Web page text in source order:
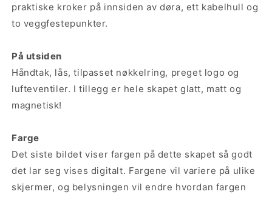
praktiske kroker på innsiden av døra, ett kabelhull og
to veggfestepunkter.
På utsiden
Håndtak, lås, tilpasset nøkkelring, preget logo og
lufteventiler. I tillegg er hele skapet glatt, matt og
magnetisk!
Farge
Det siste bildet viser fargen på dette skapet så godt
det lar seg vises digitalt. Fargene vil variere på ulike
skjermer, og belysningen vil endre hvordan fargen